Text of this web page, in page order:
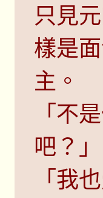
只見
樣是
主。
「不
吧？」
「我